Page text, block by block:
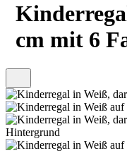
cm mit 6